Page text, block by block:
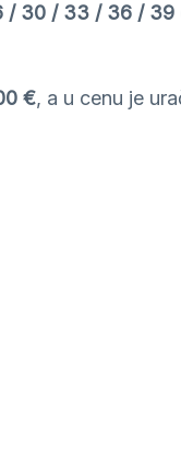
/ 30 / 33 / 36 / 39
€, a u cenu je